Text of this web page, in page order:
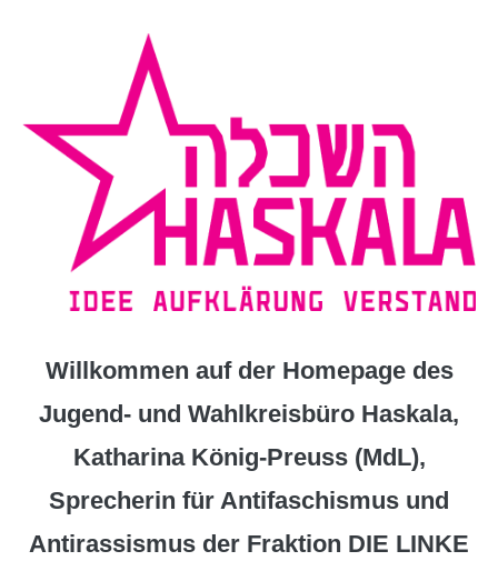
Willkommen auf der Homepage des
Jugend- und Wahlkreisbüro Haskala,
Katharina König-Preuss (MdL),
Sprecherin für Antifaschismus und
Antirassismus der Fraktion DIE LINKE